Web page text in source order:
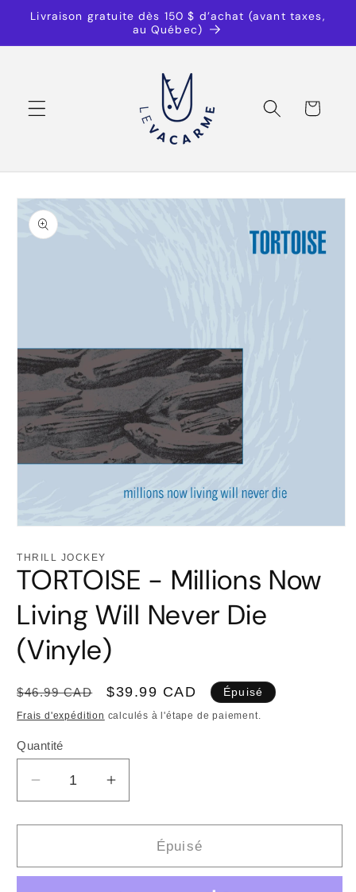
passer
Livraison gratuite dès 150 $ d’achat (avant taxes,
au Québec)
Panier
Passer aux
informations
produits
média
dans
une
fenêtre
modale
THRILL JOCKEY
TORTOISE - Millions Now
Living Will Never Die
(Vinyle)
Prix
habituel
$46.99 CAD
Prix
promotionnel
$39.99 CAD Épuisé
Frais d'expédition calculés à l'étape de paiement.
Quantité
Quantité
Réduire
la
quantité
TORTOISE
Augmenter
la
quantité
TORTOISE
Épuisé